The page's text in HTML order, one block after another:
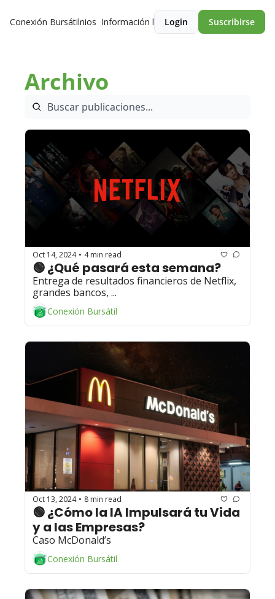
Conexión BursátilPremios Información legalLogin Suscribirse
Archivo
Oct 14, 2024 • 4 min read
🟢 ¿Qué pasará esta semana?
Entrega de resultados financieros de Netflix,
grandes bancos, ...
Conexión Bursátil
Oct 13, 2024 • 8 min read
🟢 ¿Cómo la IA Impulsará tu Vida
Caso McDonald’s
Conexión Bursátil